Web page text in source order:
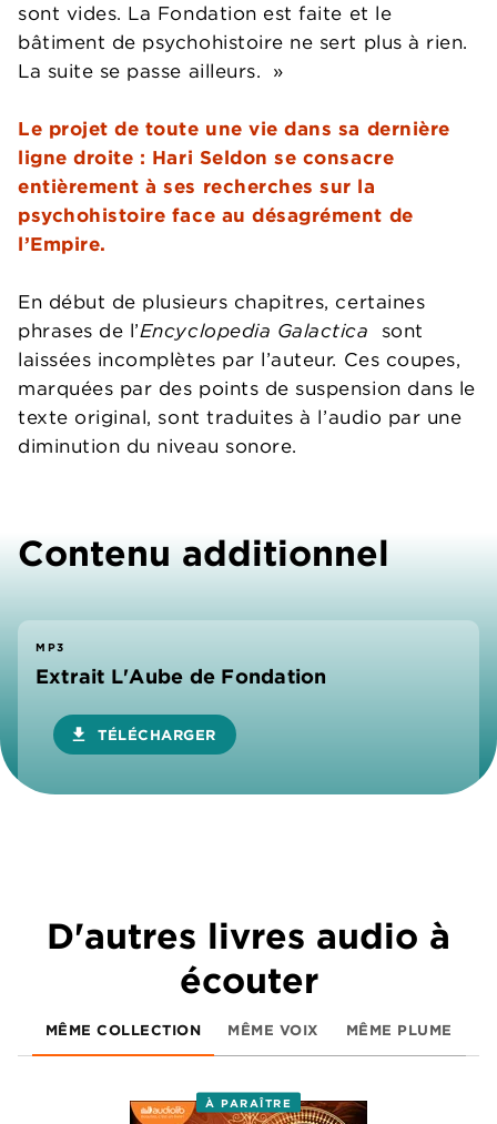
sont vides. La Fondation est faite et le
bâtiment de psychohistoire ne sert plus à rien.
La suite se passe ailleurs. »
Le projet de toute une vie dans sa dernière
ligne droite : Hari Seldon se consacre
entièrement à ses recherches sur la
psychohistoire face au désagrément de
l’Empire.
En début de plusieurs chapitres, certaines
phrases de l’Encyclopedia Galactica sont
laissées incomplètes par l’auteur. Ces coupes,
marquées par des points de suspension dans le
texte original, sont traduites à l’audio par une
diminution du niveau sonore.
Contenu additionnel
MP3
Extrait L'Aube de Fondation
download TÉLÉCHARGER
D'autres livres audio à
écouter
MÊME COLLECTION MÊME VOIX MÊME PLUME
À PARAÎTRE